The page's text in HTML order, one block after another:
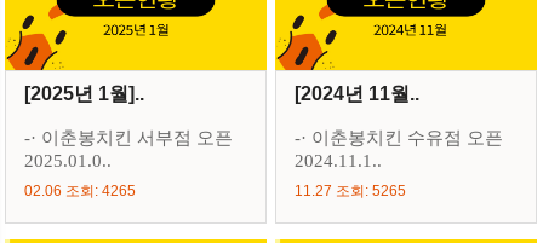
[2025년 1월]..
-· 이춘봉치킨 서부점 오픈
2025.01.0..
02.06 조회: 4265
[2024년 11월..
-· 이춘봉치킨 수유점 오픈
2024.11.1..
11.27 조회: 5265